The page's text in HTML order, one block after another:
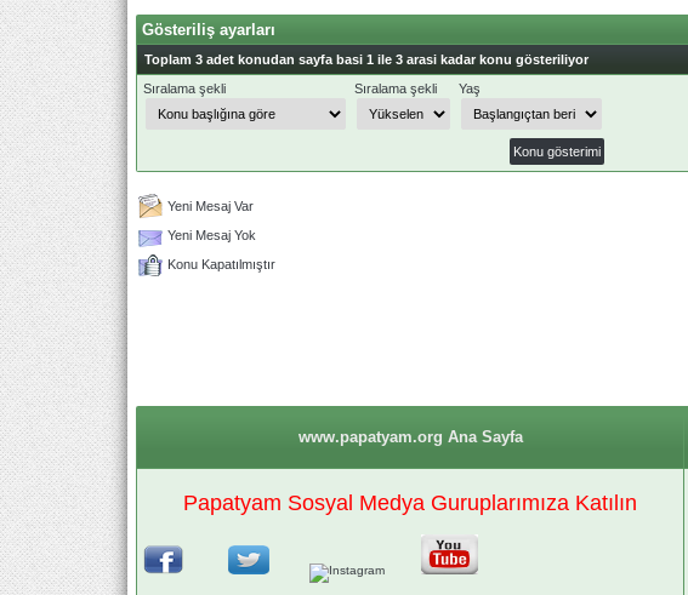
Gösteriliş ayarları
Toplam 3 adet konudan sayfa basi 1 ile 3 arasi kadar konu gösteriliyor
Sıralama şekli
Sıralama şekli Yaş
Yeni Mesaj Var
Yeni Mesaj Yok
Konu Kapatılmıştır
www.papatyam.org Ana Sayfa
Papatyam Sosyal Medya Guruplarımıza Katılın